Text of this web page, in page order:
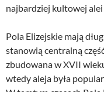
najbardziej kultowej alei
Pola Elizejskie mają
stanowią centralną
zbudowana w XVII
wtedy aleja była